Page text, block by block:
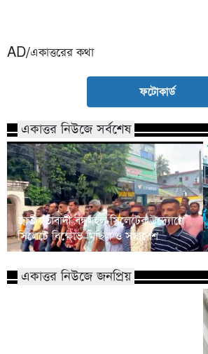
AD/একাত্তরের কথা
ফটোকার্ড
একাত্তর নিউজে সর্বশেষ
জাতীয়তাবাদী বন্ধুমহল সিলেটের উদ্যোগে
সিলেটে বিক্ষোভ মিছিল ও সমাবেশ
একাত্তর নিউজে জনপ্রিয়